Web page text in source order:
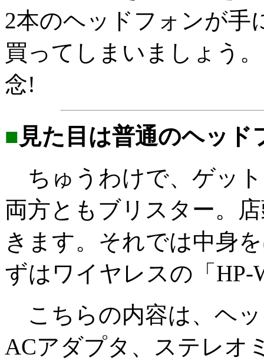
2本のヘッドフォンが手
買ってしまいましょう
念!
■ 見た目は普通のヘッド
ちゅうわけで、ゲッ
両方ともブリスター。
きます。それでは中身
ずはワイヤレスの「HP-
こちらの内容は、ヘ
ACアダプタ、ステレオ